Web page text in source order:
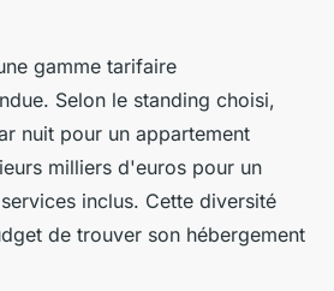
gamme tarifaire
Selon le standing choisi,
nuit pour un appartement
milliers d'euros pour un
inclus. Cette diversité
de trouver son hébergement